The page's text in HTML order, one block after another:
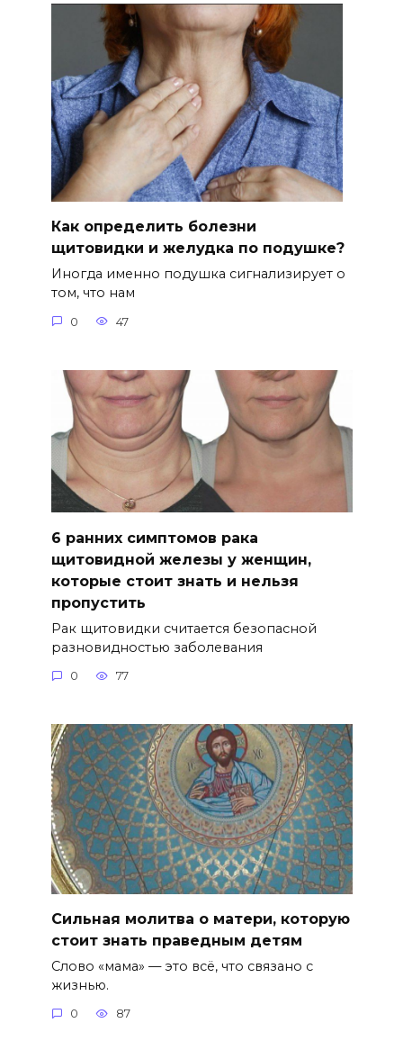
Как определить болезни
щитовидки и желудка по подушке?
Иногда именно подушка сигнализирует о
том, что нам
0 47
6 ранних симптомов рака
щитовидной железы у женщин,
которые стоит знать и нельзя
пропустить
Рак щитовидки считается безопасной
разновидностью заболевания
0 77
Сильная молитва о матери, которую
стоит знать праведным детям
Слово «мама» — это всё, что связано с
жизнью.
0 87